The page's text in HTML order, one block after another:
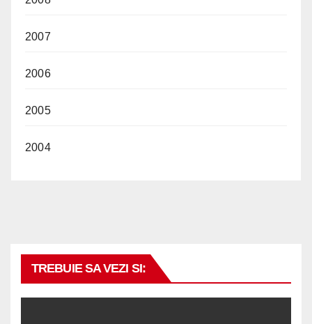
2007
2006
2005
2004
TREBUIE SA VEZI SI: